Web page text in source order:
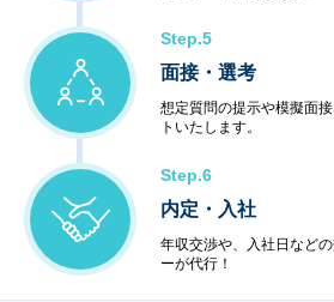
Step.5
面接・選考
想定質問の提示や模擬面
トいたします。
Step.6
内定・入社
年収交渉や、入社日など
ーが代行！